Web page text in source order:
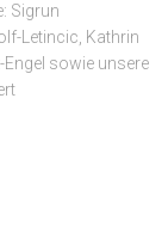
Sigrun
Letincic, Kathrin
Engel sowie unsere